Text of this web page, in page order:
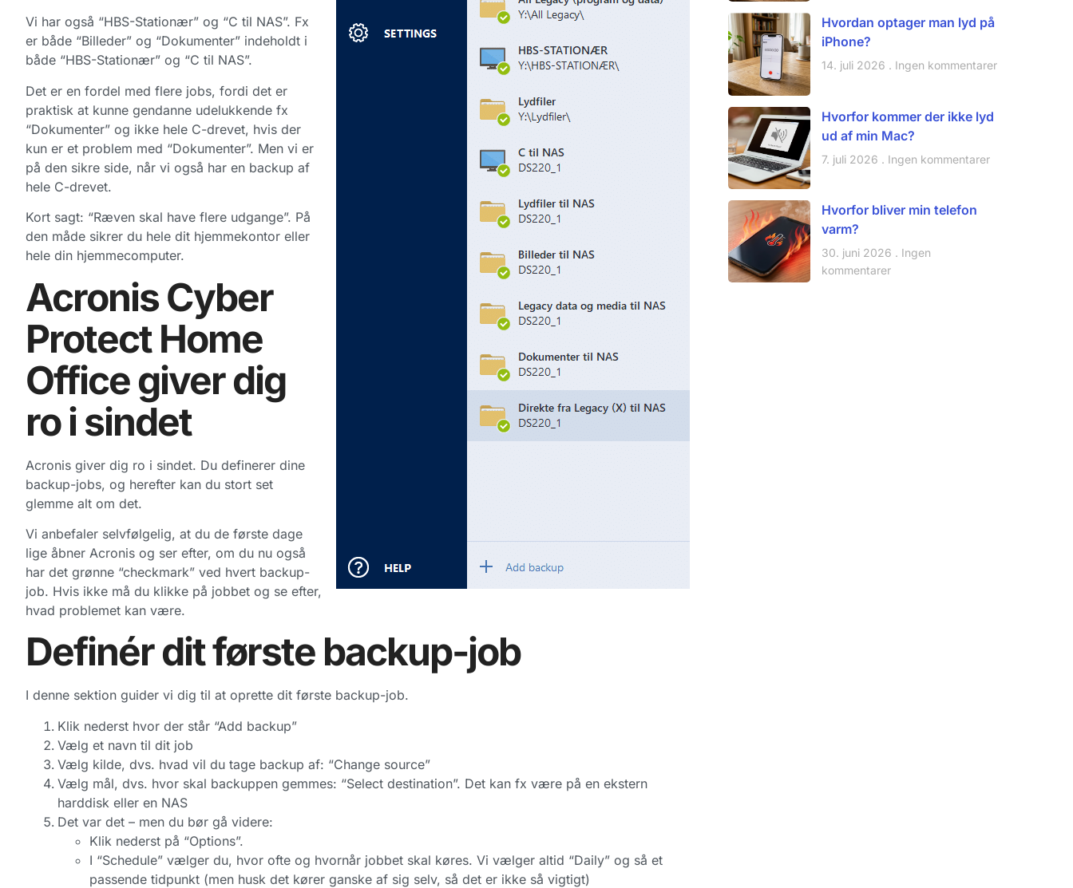
Vi har også “HBS-Stationær” og “C til NAS”. Fx
er både “Billeder” og “Dokumenter” indeholdt i
både “HBS-Stationær” og “C til NAS”.
Det er en fordel med flere jobs, fordi det er
praktisk at kunne gendanne udelukkende fx
“Dokumenter” og ikke hele C-drevet, hvis der
kun er et problem med “Dokumenter”. Men vi er
på den sikre side, når vi også har en backup af
hele C-drevet.
Kort sagt: “Ræven skal have flere udgange”. På
den måde sikrer du hele dit hjemmekontor eller
hele din hjemmecomputer.
Acronis Cyber
Protect Home
Office giver dig
ro i sindet
Acronis giver dig ro i sindet. Du definerer dine
backup-jobs, og herefter kan du stort set
glemme alt om det.
Vi anbefaler selvfølgelig, at du de første dage
lige åbner Acronis og ser efter, om du nu også
har det grønne “checkmark” ved hvert backup-
job. Hvis ikke må du klikke på jobbet og se efter,
hvad problemet kan være.
Definér dit første backup-job
I denne sektion guider vi dig til at oprette dit første backup-job.
Klik nederst hvor der står “Add backup”
Vælg et navn til dit job
Vælg kilde, dvs. hvad vil du tage backup af: “Change source”
Vælg mål, dvs. hvor skal backuppen gemmes: “Select destination”. Det kan fx være på en ekstern
harddisk eller en NAS
Det var det – men du bør gå videre:
Klik nederst på “Options”.
I “Schedule” vælger du, hvor ofte og hvornår jobbet skal køres. Vi vælger altid “Daily” og så et
passende tidpunkt (men husk det kører ganske af sig selv, så det er ikke så vigtigt)
Hvordan optager man lyd på
iPhone?
14. juli 2026 Ingen kommentarer
Hvorfor kommer der ikke lyd
ud af min Mac?
7. juli 2026 Ingen kommentarer
Hvorfor bliver min telefon
varm?
30. juni 2026
Ingen
kommentarer